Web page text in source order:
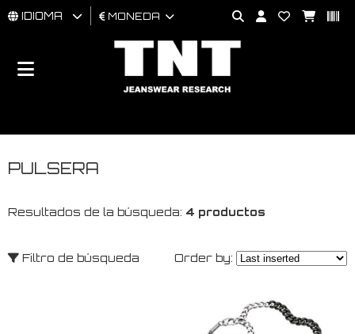
HOMBRES
BRAND
IDIOMA MONEDA
PULSERA
Resultados de la búsqueda: 4 productos
Filtro de búsqueda Order by: